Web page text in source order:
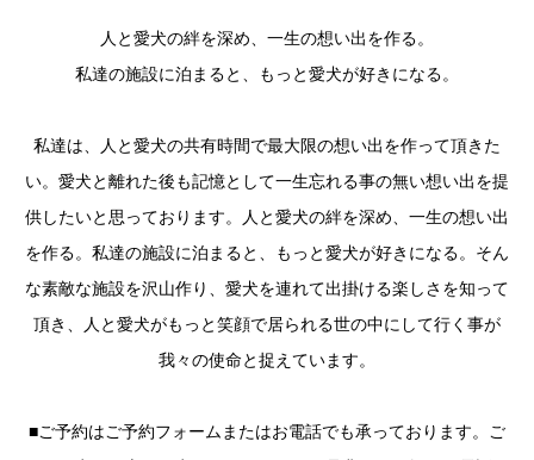
人と愛犬の絆を深め、一生の想い出を作る。
私達の施設に泊まると、もっと愛犬が好きになる。
私達は、人と愛犬の共有時間で最大限の想い出を作って頂きた
い。愛犬と離れた後も記憶として一生忘れる事の無い想い出を提
供したいと思っております。人と愛犬の絆を深め、一生の想い出
を作る。私達の施設に泊まると、もっと愛犬が好きになる。そん
な素敵な施設を沢山作り、愛犬を連れて出掛ける楽しさを知って
頂き、人と愛犬がもっと笑顔で居られる世の中にして行く事が
我々の使命と捉えています。
■ご予約はご予約フォームまたはお電話でも承っております。ご